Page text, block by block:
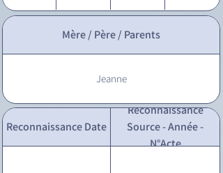
Mère / Père / Parents
Jeanne
Reconnaissance Date
Reconnaissance
Source - Année -
N°Acte